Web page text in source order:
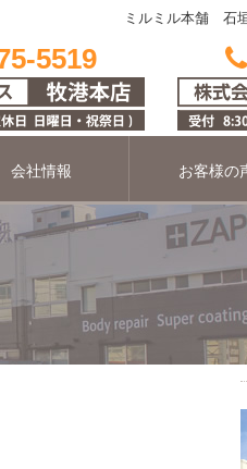
ミルミル本舗 石
5519
会社情報 お客様の